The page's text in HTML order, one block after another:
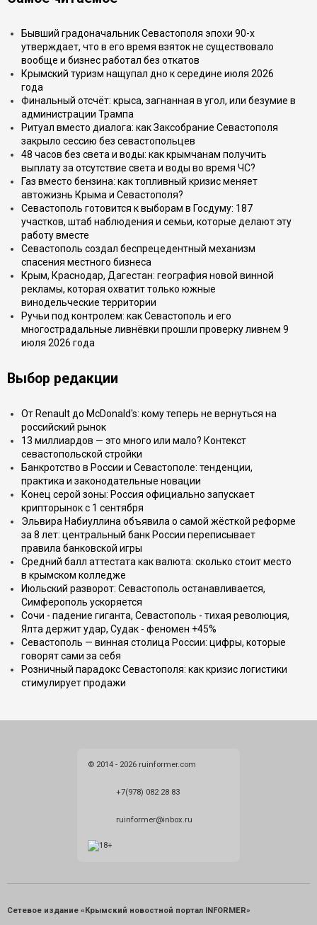
Бывший градоначальник Севастополя эпохи 90-х
утверждает, что в его время взяток не существовало
вообще и бизнес работал без откатов
Крымский туризм нащупал дно к середине июля 2026
года
Финальный отсчёт: крыса, загнанная в угол, или безумие в
администрации Трампа
Ритуал вместо диалога: как Заксобрание Севастополя
закрыло сессию без севастопольцев
48 часов без света и воды: как крымчанам получить
выплату за отсутствие света и воды во время ЧС?
Газ вместо бензина: как топливный кризис меняет
автожизнь Крыма и Севастополя?
Севастополь готовится к выборам в Госдуму: 187
участков, штаб наблюдения и семьи, которые делают эту
работу вместе
Севастополь создал беспрецедентный механизм
спасения местного бизнеса
Крым, Краснодар, Дагестан: география новой винной
рекламы, которая охватит только южные
винодельческие территории
Ручьи под контролем: как Севастополь и его
многострадальные ливнёвки прошли проверку ливнем 9
июля 2026 года
Выбор редакции
От Renault до McDonald's: кому теперь не вернуться на
российский рынок
13 миллиардов — это много или мало? Контекст
севастопольской стройки
Банкротство в России и Севастополе: тенденции,
практика и законодательные новации
Конец серой зоны: Россия официально запускает
крипторынок с 1 сентября
Эльвира Набиуллина объявила о самой жёсткой реформе
за 8 лет: центральный банк России переписывает
правила банковской игры
Средний балл аттестата как валюта: сколько стоит место
в крымском колледже
Июльский разворот: Севастополь останавливается,
Симферополь ускоряется
Сочи - падение гиганта, Севастополь - тихая революция,
Ялта держит удар, Судак - феномен +45%
Севастополь — винная столица России: цифры, которые
говорят сами за себя
Розничный парадокс Севастополя: как кризис логистики
стимулирует продажи
© 2014 - 2026 ruinformer.com
+7(978) 082 28 83
ruinformer@inbox.ru
Сетевое издание «Крымский новостной портал INFORMER»